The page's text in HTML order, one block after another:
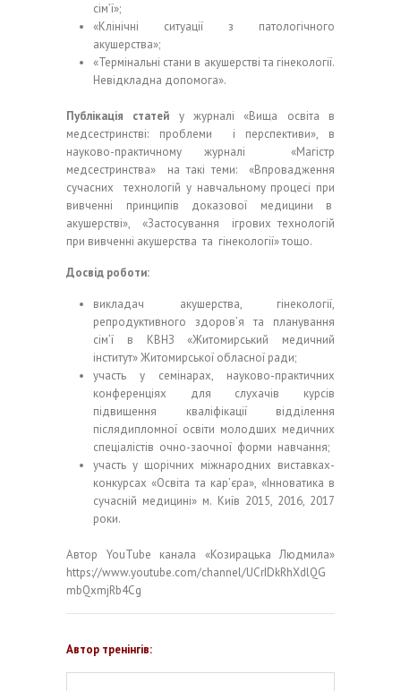
сім’ї»;
«Клінічні ситуації з патологічного
акушерства»;
«Термінальні стани в акушерстві та гінекології.
Невідкладна допомога».
Публікація статей у журналі «Вища освіта в
медсестринстві: проблеми і перспективи», в
науково-практичному журналі «Магістр
медсестринства» на такі теми: «Впровадження
сучасних технологій у навчальному процесі при
вивченні принципів доказової медицини в
акушерстві», «Застосування ігрових технологій
при вивченні акушерства та гінекології» тощо.
Досвід роботи:
викладач акушерства, гінекології,
репродуктивного здоров’я та планування
сім’ї в КВНЗ «Житомирський медичний
інститут» Житомирської обласної ради;
участь у семінарах, науково-практичних
конференціях для слухачів курсів
підвищення кваліфікації відділення
післядипломної освіти молодших медичних
спеціалістів очно-заочної форми навчання;
участь у щорічних міжнародних виставках-
конкурсах «Освіта та кар’єра», «Інноватика в
сучасній медицині» м. Київ 2015, 2016, 2017
роки.
Автор YouTube канала «Козирацька Людмила»
https://www.youtube.com/channel/UCrIDkRhXdlQG
mbQxmjRb4Cg
Автор тренінгів: